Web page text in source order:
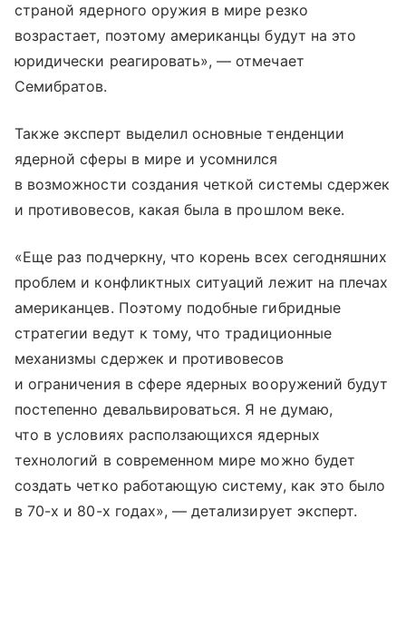
страной ядерного оружия в мире резко
возрастает, поэтому американцы будут на это
юридически реагировать», — отмечает
Семибратов.
Также эксперт выделил основные тенденции
ядерной сферы в мире и усомнился
в возможности создания четкой системы сдержек
и противовесов, какая была в прошлом веке.
«Еще раз подчеркну, что корень всех сегодняшних
проблем и конфликтных ситуаций лежит на плечах
американцев. Поэтому подобные гибридные
стратегии ведут к тому, что традиционные
механизмы сдержек и противовесов
и ограничения в сфере ядерных вооружений будут
постепенно девальвироваться. Я не думаю,
что в условиях расползающихся ядерных
технологий в современном мире можно будет
создать четко работающую систему, как это было
в 70-х и 80-х годах», — детализирует эксперт.